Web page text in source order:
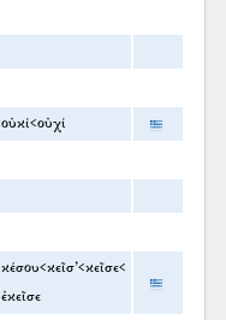
οὐκί<οὐχί
κέσου<κεῖσ’<κεῖσε<
ἐκεῖσε